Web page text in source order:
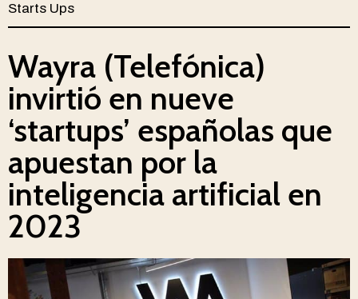
Starts Ups
Wayra (Telefónica)
invirtió en nueve
‘startups’ españolas que
apuestan por la
inteligencia artificial en
2023